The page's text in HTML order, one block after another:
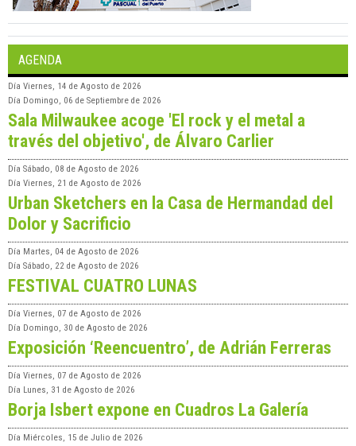
AGENDA
Día Viernes, 14 de Agosto de 2026
Día Domingo, 06 de Septiembre de 2026
Sala Milwaukee acoge 'El rock y el metal a
través del objetivo', de Álvaro Carlier
Día Sábado, 08 de Agosto de 2026
Día Viernes, 21 de Agosto de 2026
Urban Sketchers en la Casa de Hermandad del
Dolor y Sacrificio
Día Martes, 04 de Agosto de 2026
Día Sábado, 22 de Agosto de 2026
FESTIVAL CUATRO LUNAS
Día Viernes, 07 de Agosto de 2026
Día Domingo, 30 de Agosto de 2026
Exposición ‘Reencuentro’, de Adrián Ferreras
Día Viernes, 07 de Agosto de 2026
Día Lunes, 31 de Agosto de 2026
Borja Isbert expone en Cuadros La Galería
Día Miércoles, 15 de Julio de 2026